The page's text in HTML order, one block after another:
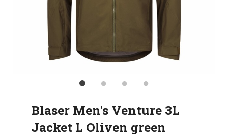
Blaser Men's Venture 3L
Jacket L Oliven green